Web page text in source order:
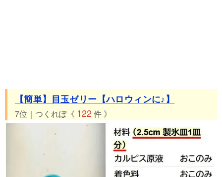
【簡単】目玉ゼリー【ハロウィンに♪】
7位｜つくれぽ《 122 件 》